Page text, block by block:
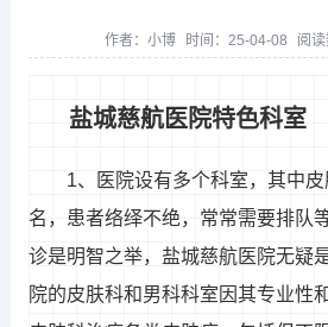
作者： 小博 时间：25-04-08 阅
盐城慈航医院特色科室
1、医院设有多个科室，其中
名，患者络绎不绝，常常需要排队
诊是明智之举，盐城慈航医院无疑
院的皮肤科和男科科室因其专业性